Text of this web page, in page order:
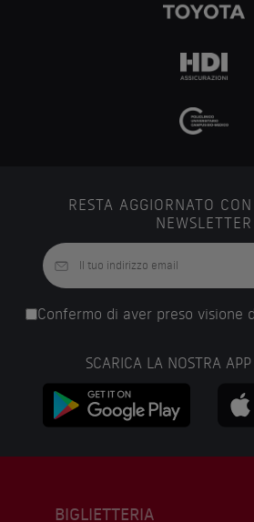
RESTA AGGIORNATO
NEWSLETTER
Confermo di aver preso visione
SCARICA LA NOSTRA
BIGLIETTERIA